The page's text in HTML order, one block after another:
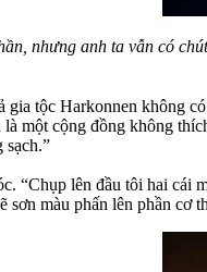
nhưng anh ta vẫn có
gia tộc Harkonnen không
một cộng đồng không
sạch.”
“Chụp lên đầu tôi hai cái
sơn màu phấn lên phần cơ